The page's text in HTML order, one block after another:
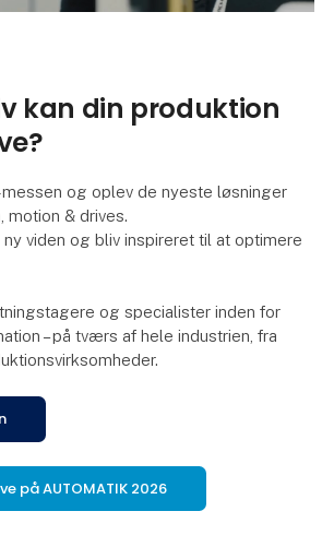
kan din produktion
messen og oplev de nyeste løsninger
motion & drives.
viden og bliv inspireret til at optimere
og specialister inden for
– på tværs af hele industrien, fra
på AUTOMATIK 2026